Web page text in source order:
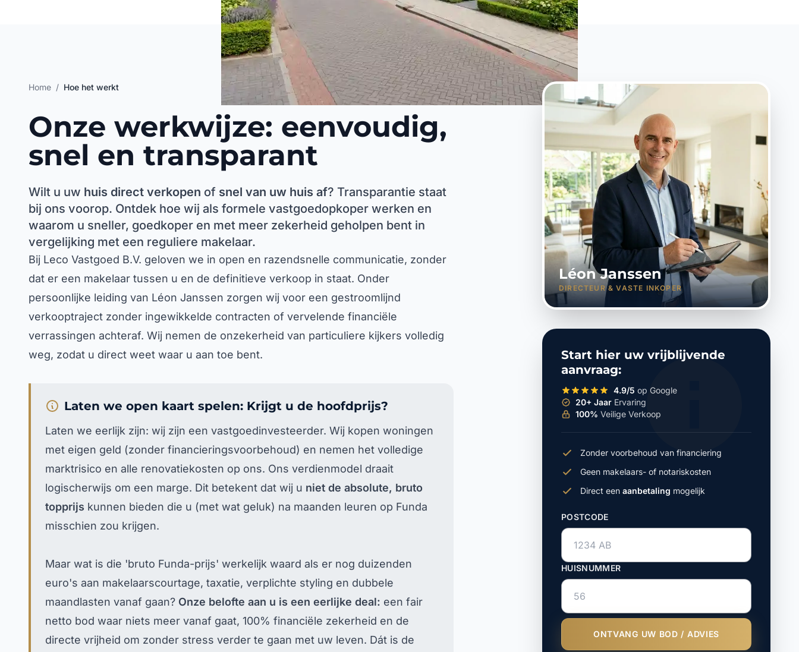
Home / Hoe het werkt
Onze werkwijze: eenvoudig,
snel en transparant
Wilt u uw huis direct verkopen of snel van uw huis af? Transparantie staat
bij ons voorop. Ontdek hoe wij als formele vastgoedopkoper werken en
waarom u sneller, goedkoper en met meer zekerheid geholpen bent in
vergelijking met een reguliere makelaar.
Bij Leco Vastgoed B.V. geloven we in open en razendsnelle communicatie, zonder
dat er een makelaar tussen u en de definitieve verkoop in staat. Onder
persoonlijke leiding van Léon Janssen zorgen wij voor een gestroomlijnd
verkooptraject zonder ingewikkelde contracten of vervelende financiële
verrassingen achteraf. Wij nemen de onzekerheid van particuliere kijkers volledig
weg, zodat u direct weet waar u aan toe bent.
Laten we open kaart spelen: Krijgt u de hoofdprijs?
Laten we eerlijk zijn: wij zijn een vastgoedinvesteerder. Wij kopen woningen
met eigen geld (zonder financieringsvoorbehoud) en nemen het volledige
marktrisico en alle renovatiekosten op ons. Ons verdienmodel draait
logischerwijs om een marge. Dit betekent dat wij u niet de absolute, bruto
topprijs kunnen bieden die u (met wat geluk) na maanden leuren op Funda
misschien zou krijgen.
Maar wat is die 'bruto Funda-prijs' werkelijk waard als er nog duizenden
euro's aan makelaarscourtage, taxatie, verplichte styling en dubbele
maandlasten vanaf gaan? Onze belofte aan u is een eerlijke deal: een fair
netto bod waar niets meer vanaf gaat, 100% financiële zekerheid en de
directe vrijheid om zonder stress verder te gaan met uw leven. Dát is de
Léon Janssen
DIRECTEUR & VASTE INKOPER
Start hier uw vrijblijvende
aanvraag:
4.9/5 op Google
20+ Jaar Ervaring
100% Veilige Verkoop
Zonder voorbehoud van financiering
Geen makelaars- of notariskosten
Direct een aanbetaling mogelijk
POSTCODE
HUISNUMMER
ONTVANG UW BOD / ADVIES